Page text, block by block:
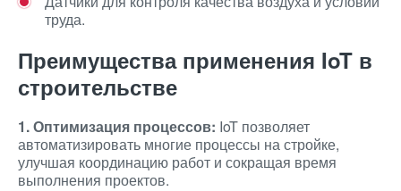
труда.
Преимущества применения IoT в
строительстве
1. Оптимизация процессов: IoT позволяет
автоматизировать многие процессы на стройке,
улучшая координацию работ и сокращая время
выполнения проектов.